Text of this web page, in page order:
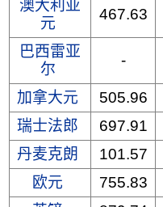
澳大利亚
元
467.63
巴西雷亚
尔
-
加拿大元 505.96
瑞士法郎
697.91
丹麦克朗
101.57
欧元
755.83